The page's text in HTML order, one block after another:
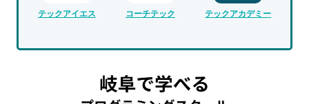
テックアイエス コーチテック テックアカデミー